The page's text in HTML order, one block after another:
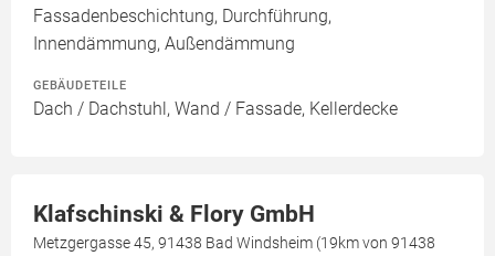
Fassadenbeschichtung, Durchführung,
Innendämmung, Außendämmung
GEBÄUDETEILE
Dach / Dachstuhl, Wand / Fassade, Kellerdecke
Klafschinski & Flory GmbH
Metzgergasse 45, 91438 Bad Windsheim (19km von 91438